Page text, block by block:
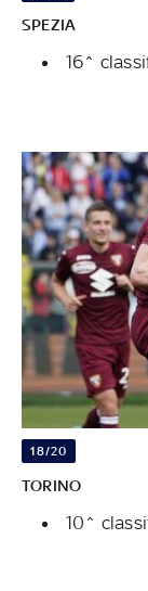
SPEZIA
16^
18/20
TORINO
10^